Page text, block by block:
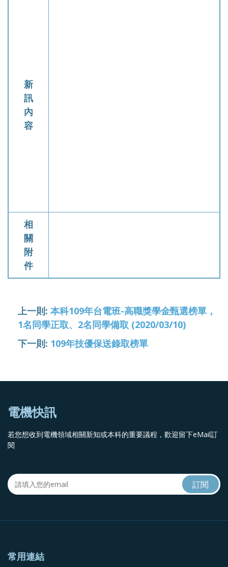
新
訊
內
容
相
關
附
件
上一則: 本科109年台電班-高職獎學金甄選榜單，
1名同學正取、2名同學備取 (2020/03/10)
下一則: 109年技優保送錄取榜單
電機快訊
若您想收到電機領域相關新知或本科的重要議程，歡迎留下eMail訂
閱
常用連結